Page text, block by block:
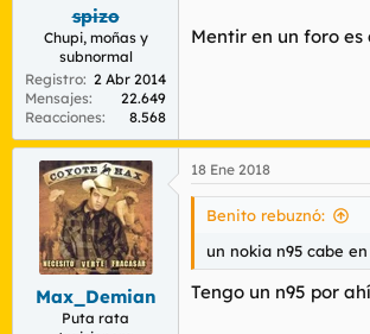
spizo
Chupi, moñas y
subnormal
Registro 2 Abr 2014
Mensajes
22.649
Reacciones
8.568
Mentir en un foro
Max_Demian
Puta rata
18 Ene 2018
Benito rebuznó:
un nokia n95 cabe
Tengo un n95 por